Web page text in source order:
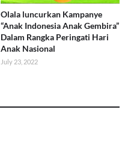
Olala luncurkan Kampanye
“Anak Indonesia Anak Gembira”
Dalam Rangka Peringati Hari
Anak Nasional
July 23, 2022